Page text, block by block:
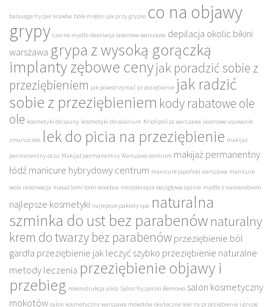
balayage fryzjer kraków bóle mięśni jak przy grypie co na objawy
grypy czarne mydło depilacja laserowa warszawa depilacja okolic bikini
warszawa grypa z wysoką gorączką
implanty zębowe cenyjak poradzić sobie z
przeziębieniem jak powstrzymać przeziębienie jak radzić
sobie z przeziębieniem kody rabatowe ole
ole kosmetyki do sauny kosmetyki do solarium Kriolipoliza warszawa laserowe usuwanie
zmarszczek lek do picia na przeziębienie makijaż
permanentny oczu Makijaż permanentny Warszawa centrum makijaż permanentny
łódź manicure hybrydowy centrum manicure japoński warszawa manicure
wola rezerwacja masaż lomi lomi wrocław mezoterapia bezigłowa opinie mydło z nanosrebrem
najlepsze kosmetyki najlepsze pakiety spa naturalna
szminka do ust bez parabenów naturalny
krem do twarzy bez parabenówprzeziębienie ból
gardła przeziębienie jak leczyć szybko przeziębienie naturalne
metody leczenia przeziębienie objawy i
przebieg rekonstrukcja joico Salon fryzjerski Bemowo salon kosmetyczny
mokotów salon kosmetyczny warszawa mokotów skuteczne leki na przeziębienie i grypę